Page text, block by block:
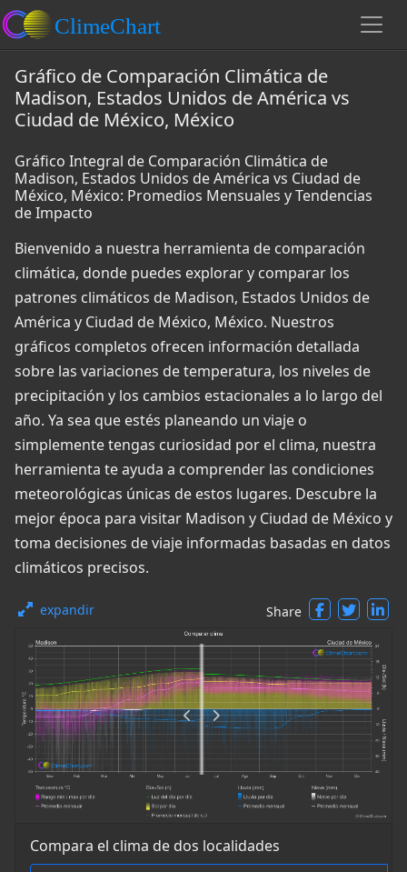
Gráfico de Comparación Climática de
Madison, Estados Unidos de América vs
Ciudad de México, México
Gráfico Integral de Comparación Climática de
Madison, Estados Unidos de América vs Ciudad de
México, México: Promedios Mensuales y Tendencias
de Impacto
Bienvenido a nuestra herramienta de comparación
climática, donde puedes explorar y comparar los
patrones climáticos de Madison, Estados Unidos de
América y Ciudad de México, México. Nuestros
gráficos completos ofrecen información detallada
sobre las variaciones de temperatura, los niveles de
precipitación y los cambios estacionales a lo largo del
año. Ya sea que estés planeando un viaje o
simplemente tengas curiosidad por el clima, nuestra
herramienta te ayuda a comprender las condiciones
meteorológicas únicas de estos lugares. Descubre la
mejor época para visitar Madison y Ciudad de México y
toma decisiones de viaje informadas basadas en datos
climáticos precisos.
expandir Share
Compara el clima de dos localidades